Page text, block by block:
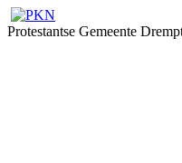
Protestantse Gemeente